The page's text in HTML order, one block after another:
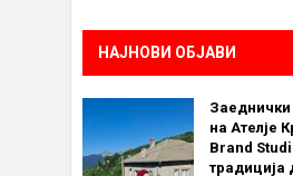
НАЈНОВИ ОБЈАВИ
Заеднички
на Ателје
Brand
традиција